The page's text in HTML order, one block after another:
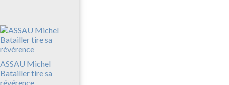
ASSAU Michel
Batailler tire sa
révérence